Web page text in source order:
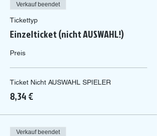
Verkauf beendet
Tickettyp
Einzelticket (nicht AUSWAHL!)
Preis
Ticket Nicht AUSWAHL SPIELER
8,34 €
Verkauf beendet